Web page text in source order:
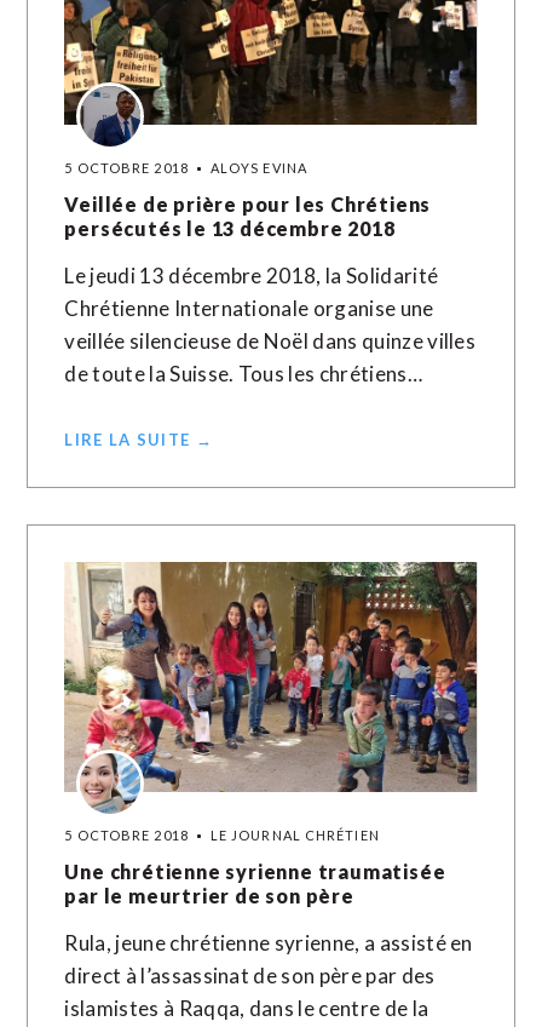
5 OCTOBRE 2018 ALOYS EVINA
Veillée de prière pour les Chrétiens
persécutés le 13 décembre 2018
Le jeudi 13 décembre 2018, la Solidarité
Chrétienne Internationale organise une
veillée silencieuse de Noël dans quinze villes
de toute la Suisse. Tous les chrétiens…
LIRE LA SUITE →
5 OCTOBRE 2018 LE JOURNAL CHRÉTIEN
Une chrétienne syrienne traumatisée
par le meurtrier de son père
Rula, jeune chrétienne syrienne, a assisté en
direct à l’assassinat de son père par des
islamistes à Raqqa, dans le centre de la